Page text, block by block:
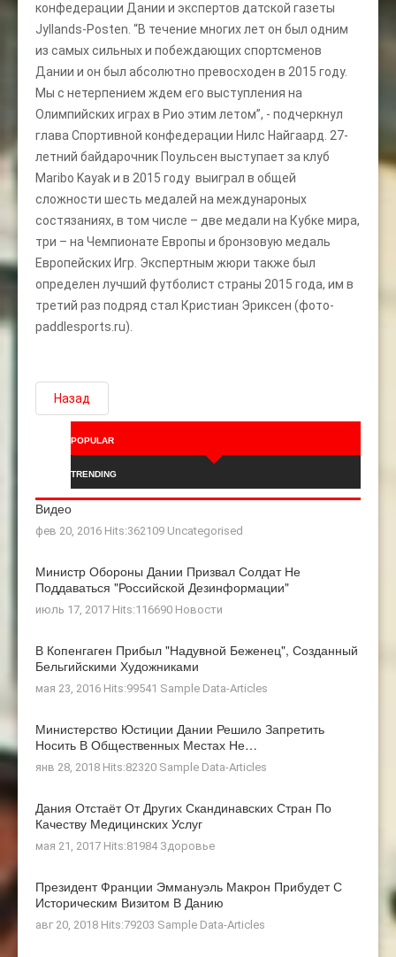
конфедерации Дании и экспертов датской газеты
Jyllands-Posten. “В течение многих лет он был одним
из самых сильных и побеждающих спортсменов
Дании и он был абсолютно превосходен в 2015 году.
Мы с нетерпением ждем его выступления на
Олимпийских играх в Рио этим летом”, - подчеркнул
глава Спортивной конфедерации Нилс Найгаард. 27-
летний байдарочник Поульсен выступает за клуб
Maribo Kayak и в 2015 году выиграл в общей
сложности шесть медалей на междунароных
состязаниях, в том числе – две медали на Кубке мира,
три – на Чемпионате Европы и бронзовую медаль
Европейских Игр. Экспертным жюри также был
определен лучший футболист страны 2015 года, им в
третий раз подряд стал Кристиан Эриксен (фото-
paddlesports.ru).
Назад
POPULAR
TRENDING
Видео
фев 20, 2016 Hits:362109 Uncategorised
Министр Обороны Дании Призвал Солдат Не
Поддаваться "российской Дезинформации"
июль 17, 2017 Hits:116690 Новости
В Копенгаген Прибыл "Надувной Беженец", Созданный
Бельгийскими Художниками
мая 23, 2016 Hits:99541 Sample Data-Articles
Министерство Юстиции Дании Решило Запретить
Носить В Общественных Местах Не…
янв 28, 2018 Hits:82320 Sample Data-Articles
Дания Отстаёт От Других Скандинавских Стран По
Качеству Медицинских Услуг
мая 21, 2017 Hits:81984 Здоровье
Президент Франции Эммануэль Макрон Прибудет С
Историческим Визитом В Данию
авг 20, 2018 Hits:79203 Sample Data-Articles